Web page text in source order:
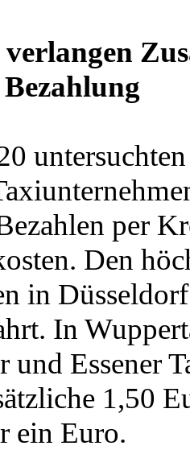
verlangen
per
Den
in
In
und Essener
1,50
ein Euro.